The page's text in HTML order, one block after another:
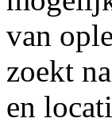
van
zoekt
en